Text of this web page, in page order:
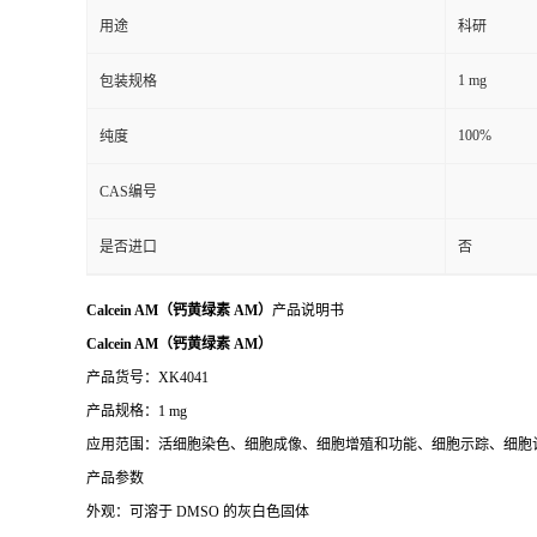
用途 科研
包装规格 1 mg
纯度 100%
CAS编号
是否进口 否
Calcein AM（钙黄绿素 AM） 产品说明书
Calcein AM（钙黄绿素 AM）
产品货号：XK4041
产品规格：1 mg
应用范围：活细胞染色、细胞成像、细胞增殖和功能、细胞示踪、细胞
产品参数
外观：可溶于 DMSO 的灰白色固体